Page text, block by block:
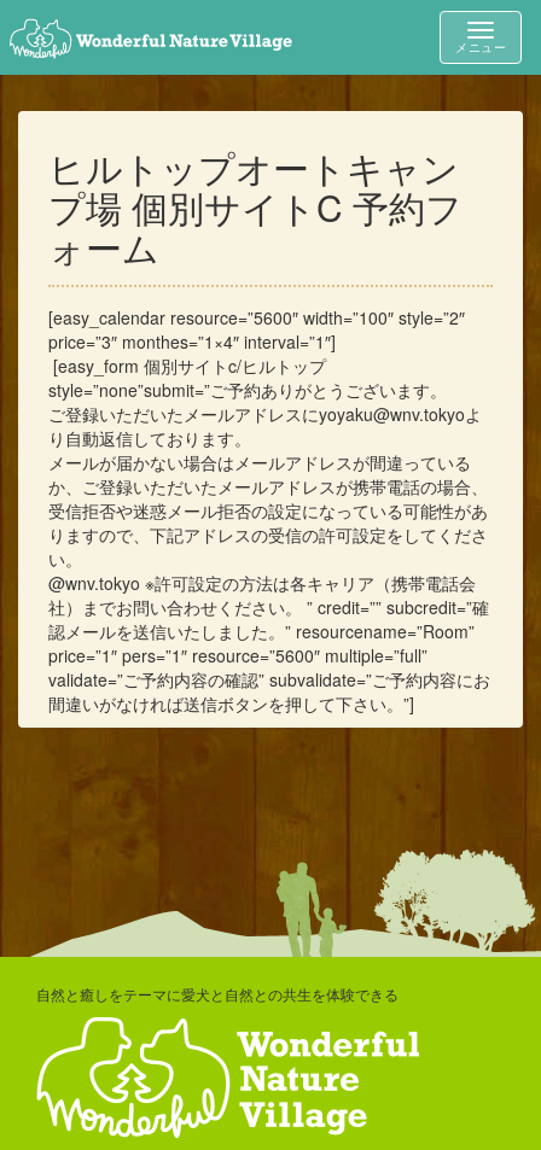
Toggle
メニュー
ヒルトップオートキャン
プ場 個別サイトC 予約フ
ォーム
[easy_calendar resource=”5600″ width=”100″ style=”2″
price=”3″ monthes=”1×4″ interval=”1″]
[easy_form 個別サイトc/ヒルトップ
style=”none”submit=”ご予約ありがとうございます。
ご登録いただいたメールアドレスにyoyaku@wnv.tokyoよ
り自動返信しております。
メールが届かない場合はメールアドレスが間違っている
か、ご登録いただいたメールアドレスが携帯電話の場合、
受信拒否や迷惑メール拒否の設定になっている可能性があ
りますので、下記アドレスの受信の許可設定をしてくださ
い。
@wnv.tokyo ※許可設定の方法は各キャリア（携帯電話会
社）までお問い合わせください。 ” credit=”” subcredit=”確
認メールを送信いたしました。” resourcename=”Room”
price=”1″ pers=”1″ resource=”5600″ multiple=”full”
validate=”ご予約内容の確認” subvalidate=”ご予約内容にお
間違いがなければ送信ボタンを押して下さい。”]
自然と癒しをテーマに愛犬と自然との共生を体験できる